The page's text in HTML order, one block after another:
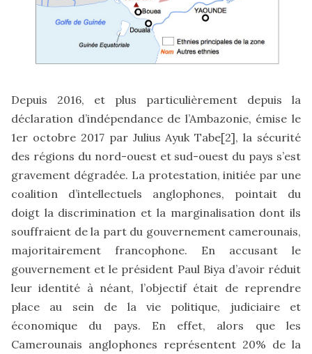
Depuis 2016, et plus particulièrement depuis la
déclaration d’indépendance de l’Ambazonie, émise le
1er octobre 2017 par Julius Ayuk Tabe[2], la sécurité
des régions du nord-ouest et sud-ouest du pays s’est
gravement dégradée. La protestation, initiée par une
coalition d’intellectuels anglophones, pointait du
doigt la discrimination et la marginalisation dont ils
souffraient de la part du gouvernement camerounais,
majoritairement francophone. En accusant le
gouvernement et le président Paul Biya d’avoir réduit
leur identité à néant, l’objectif était de reprendre
place au sein de la vie politique, judiciaire et
économique du pays. En effet, alors que les
Camerounais anglophones représentent 20% de la